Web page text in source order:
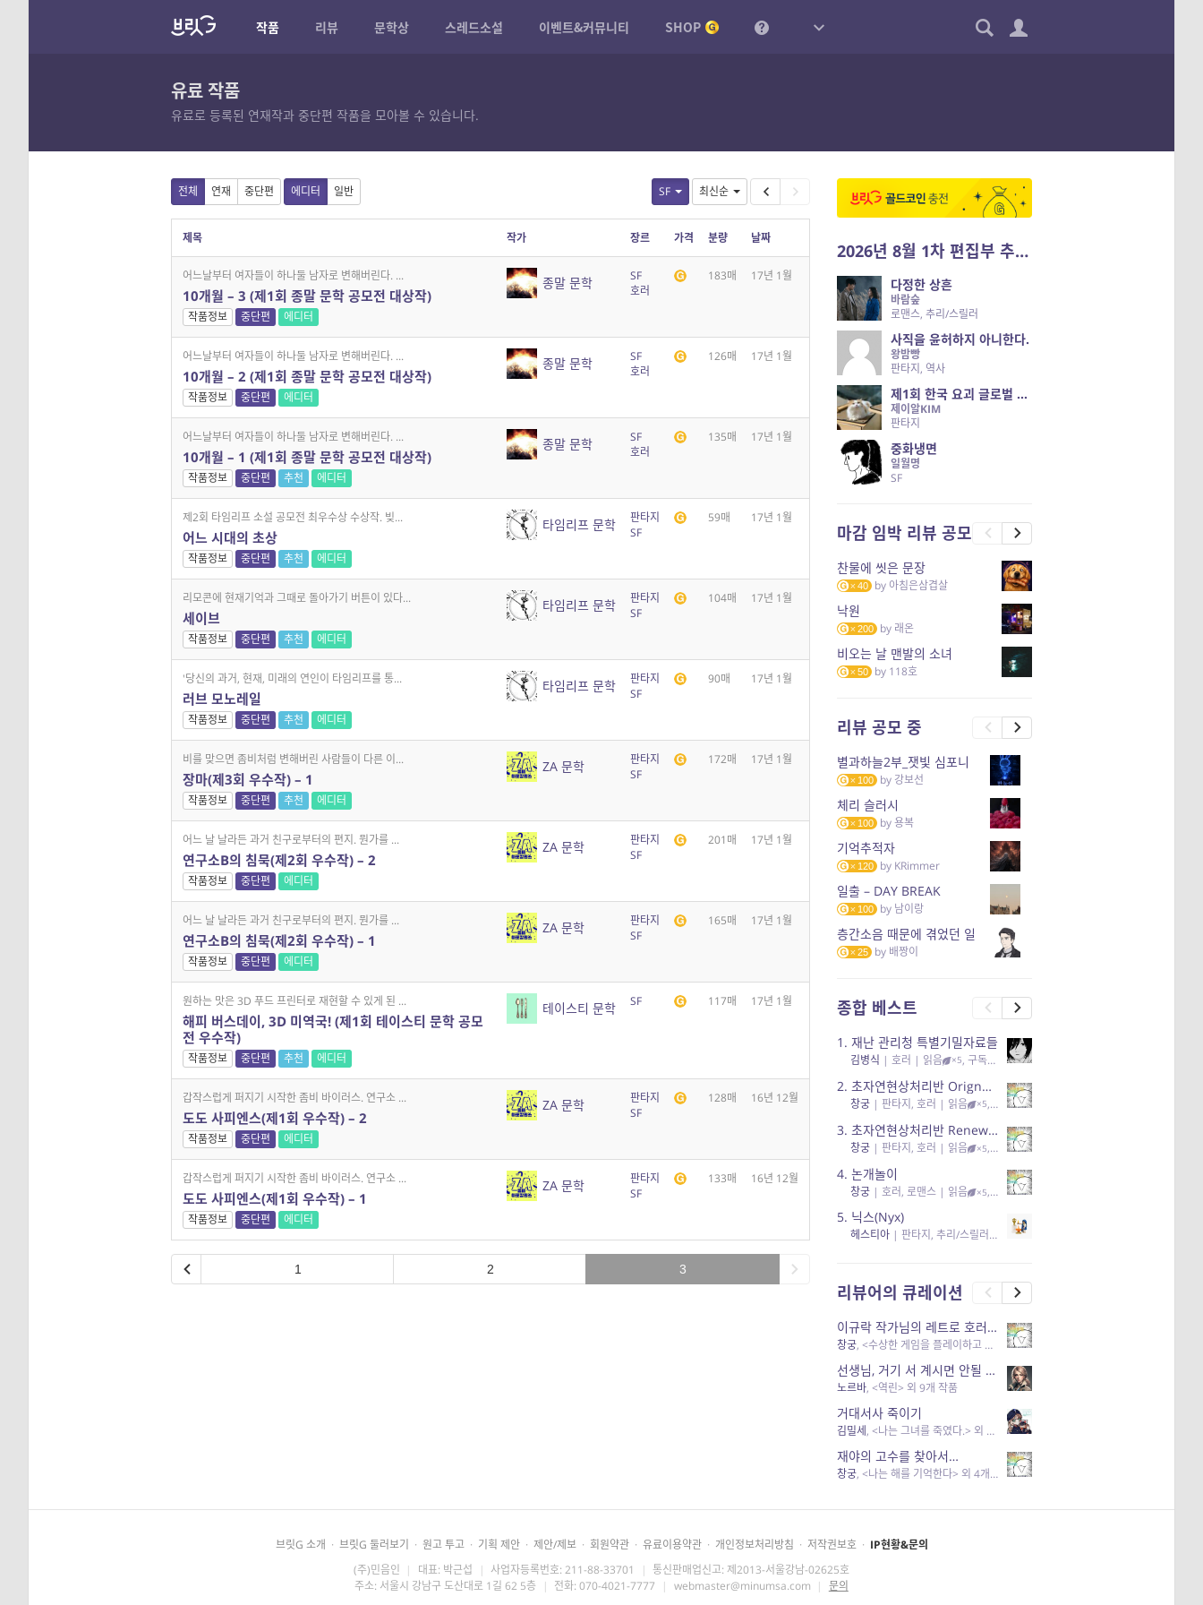
작품 리뷰 문학상 스레드소설 이벤트&커뮤니티 SHOP
유료 작품
유료로 등록된 연재작과 중단편 작품을 모아볼 수 있습니다.
SF 최신순
전체 연재 중단편 에디터 일반
제목 작가 장르 가격 분량 날짜
어느날부터 여자들이 하나둘 남자로 변해버린다. ...
10개월 – 3 (제1회 종말 문학 공모전 대상작)
작품정보 중단편 에디터
종말 문학
SF
호러
183매 17년 1월
어느날부터 여자들이 하나둘 남자로 변해버린다. ...
10개월 – 2 (제1회 종말 문학 공모전 대상작)
작품정보 중단편 에디터
종말 문학
SF
호러
126매 17년 1월
어느날부터 여자들이 하나둘 남자로 변해버린다. ...
10개월 – 1 (제1회 종말 문학 공모전 대상작)
작품정보 중단편 추천 에디터
종말 문학
SF
호러
135매 17년 1월
제2회 타임리프 소설 공모전 최우수상 수상작. 빚...
어느 시대의 초상
작품정보 중단편 추천 에디터
타임리프 문학
판타지
SF
59매 17년 1월
리모콘에 현재기억과 그때로 돌아가기 버튼이 있다...
세이브
작품정보 중단편 추천 에디터
타임리프 문학
판타지
SF
104매 17년 1월
'당신의 과거, 현재, 미래의 연인이 타임리프를 통...
러브 모노레일
작품정보 중단편 추천 에디터
타임리프 문학
판타지
SF
90매 17년 1월
비를 맞으면 좀비처럼 변해버린 사람들이 다른 이...
장마(제3회 우수작) – 1
작품정보 중단편 추천 에디터
ZA 문학
판타지
SF
172매 17년 1월
어느 날 날라든 과거 친구로부터의 편지. 뭔가를 ...
연구소B의 침묵(제2회 우수작) – 2
작품정보 중단편 에디터
ZA 문학
판타지
SF
201매 17년 1월
어느 날 날라든 과거 친구로부터의 편지. 뭔가를 ...
연구소B의 침묵(제2회 우수작) – 1
작품정보 중단편 에디터
ZA 문학
판타지
SF
165매 17년 1월
원하는 맛은 3D 푸드 프린터로 재현할 수 있게 된 ...
해피 버스데이, 3D 미역국! (제1회 테이스티 문학 공모
전 우수작)
작품정보 중단편 추천 에디터
테이스티 문학 SF 117매 17년 1월
갑작스럽게 퍼지기 시작한 좀비 바이러스. 연구소 ...
도도 사피엔스(제1회 우수작) – 2
작품정보 중단편 에디터
ZA 문학
판타지
SF
128매 16년 12월
갑작스럽게 퍼지기 시작한 좀비 바이러스. 연구소 ...
도도 사피엔스(제1회 우수작) – 1
작품정보 중단편 에디터
ZA 문학
판타지
SF
133매 16년 12월
1 2 3
2026년 8월 1차 편집부 추천작
다정한 상흔
바람숲
로맨스, 추리/스릴러
사직을 윤허하지 아니한다.
왕밤빵
판타지, 역사
제1회 한국 요괴 글로벌 진출 공개 오디션 시즌 2 — 나는 요괴다
제이알KIM
판타지
중화냉면
일월명
SF
마감 임박 리뷰 공모
찬물에 씻은 문장
40 by 아침은삼겹살
낙원
200 by 래온
비오는 날 맨발의 소녀
50 by 118호
리뷰 공모 중
별과하늘2부_잿빛 심포니
100 by 강보선
체리 슬러시
100 by용복
기억추적자
120 by KRimmer
일출 – DAY BREAK
100 by 남이랑
층간소음 때문에 겪었던 일
25 by 배짱이
종합 베스트
1. 재난 관리청 특별기밀자료들
김병식 | 호러 | 읽음 ×5, 구독 , 응원95, 리뷰3
2. 초자연현상처리반 Orignal + True Ending
창궁 | 판타지, 호러 | 읽음 ×5, 구독 , 응원6
3. 초자연현상처리반 Renewal
창궁 | 판타지, 호러 | 읽음 ×5, 구독 , 응원82, 리뷰4
4. 논개놀이
창궁 | 호러, 로맨스 | 읽음 ×5, 공감11, 응원25
5. 닉스(Nyx)
헤스티아 | 판타지, 추리/스릴러| 읽음
리뷰어의 큐레이션
이규락 작가님의 레트로 호러 리뷰
창궁, <수상한 게임을 플레이하고 있어> 외 3개 작품
선생님, 거기 서 계시면 안될 것 같은데요-역할 클리셰를 비튼 작품들
노르바, <역린> 외 9개 작품
거대서사 죽이기
김밀세, <나는 그녀를 죽였다.> 외 1개 작품
재야의 고수를 찾아서…
창궁, <나는 해를 기억한다> 외 4개 작품
브릿G 소개 · 브릿G 둘러보기 · 원고 투고 · 기획 제안 · 제안/제보 · 회원약관 · 유료이용약관 · 개인정보처리방침 · 저작권보호 · IP현황&문의
(주)민음인 | 대표: 박근섭 | 사업자등록번호: 211-88-33701 | 통신판매업신고: 제2013-서울강남-02625호
주소: 서울시 강남구 도산대로 1길 62 5층 | 전화: 070-4021-7777 | webmaster@minumsa.com | 문의